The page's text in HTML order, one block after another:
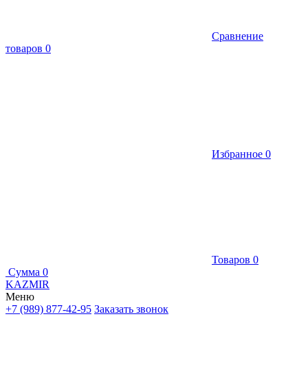
Сравнение
товаров 0
Избранное 0
Товаров 0
Сумма 0
KAZMIR
Меню
+7 (989) 877-42-95 Заказать звонок